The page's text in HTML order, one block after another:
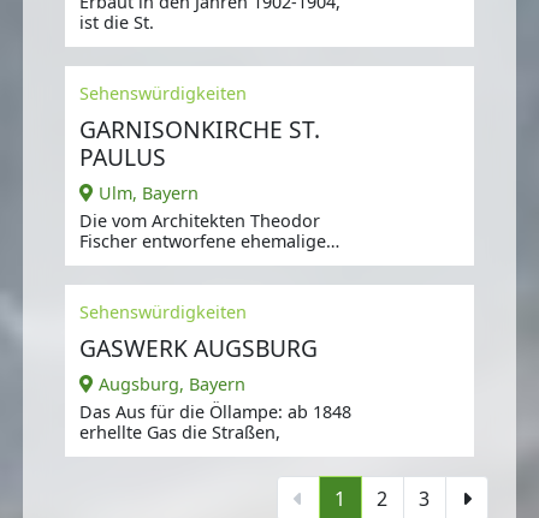
ist die St.
Sehenswürdigkeiten
GARNISONKIRCHE ST.
PAULUS
Ulm, Bayern
Die vom Architekten Theodor
Fischer entworfene ehemalige
Garnisonkirche ist vom Jugendstil
geprägt.
Sehenswürdigkeiten
GASWERK AUGSBURG
Augsburg, Bayern
Das Aus für die Öllampe: ab 1848
erhellte Gas die Straßen,
1 2 3